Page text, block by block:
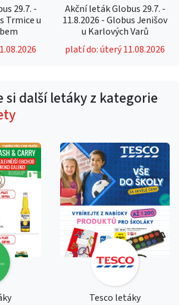
29.7. -
Trmice u
Akční leták Globus 29.7. -
11.8.2026 - Globus Jenišov
u Karlových Varů
platí do: úterý 11.08.2026
si další letáky z kategorie
Tesco letáky